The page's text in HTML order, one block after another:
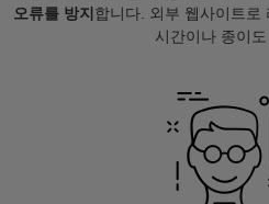
오류를 방지 합니다. 외부 웹사이트로
시간이나 종이도